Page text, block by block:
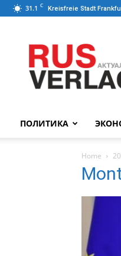
31.1 C Kreisfreie Stadt
ПОЛИТИКА
Home